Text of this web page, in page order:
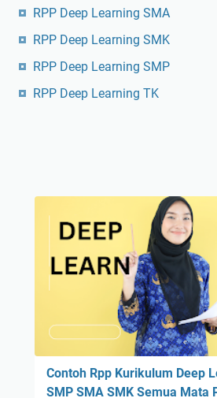
RPP Deep Learning SMA
RPP Deep Learning SMK
RPP Deep Learning SMP
RPP Deep Learning TK
Contoh Rpp Kurikulum Deep
SMP SMA SMK Semua Mata